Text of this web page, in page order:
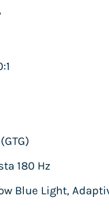
180 Hz
Blue Light,